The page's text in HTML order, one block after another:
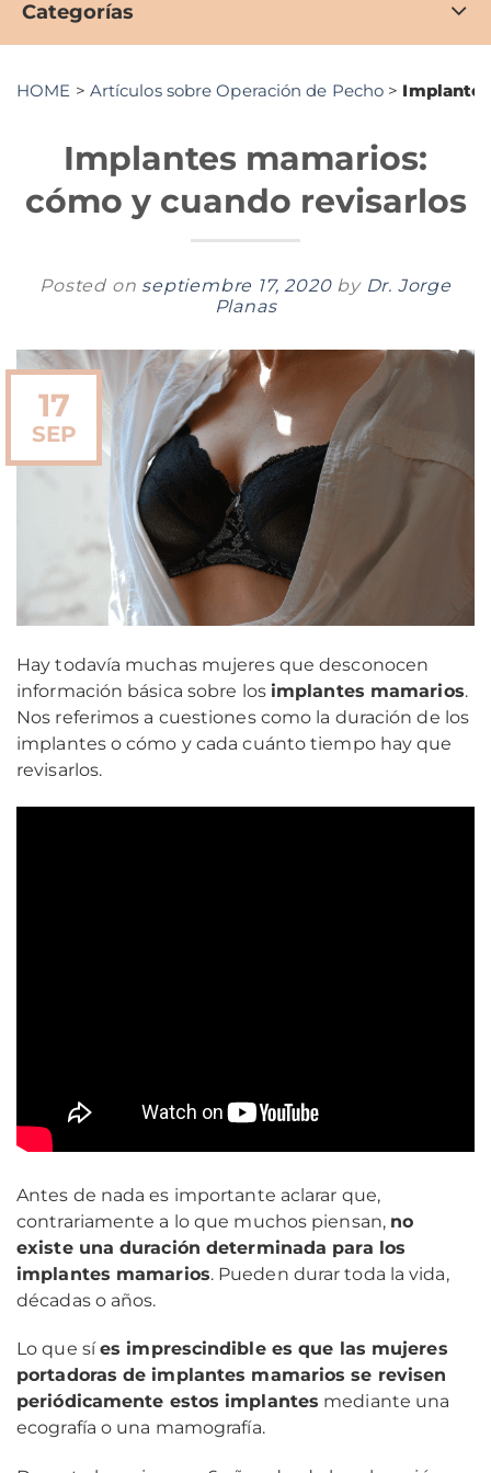
Categorías
HOME > Artículos sobre Operación de Pecho >
Implantes mamarios:
cómo y cuando revisarlos
Posted on septiembre 17, 2020 by Dr. Jorge
Planas
17
SEP
Hay todavía muchas mujeres que desconocen
información básica sobre los implantes mamarios.
Nos referimos a cuestiones como la duración de los
implantes o cómo y cada cuánto tiempo hay que
revisarlos.
Antes de nada es importante aclarar que,
contrariamente a lo que muchos piensan, no
existe una duración determinada para los
implantes mamarios. Pueden durar toda la vida,
décadas o años.
Lo que síes imprescindible es que las mujeres
portadoras de implantes mamarios se revisen
periódicamente estos implantes mediante una
ecografía o una mamografía.